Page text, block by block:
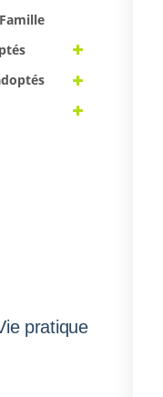
pratique